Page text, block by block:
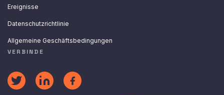
Ereignisse
Datenschutzrichtlinie
Allgemeine Geschäftsbedingungen
VERBINDE